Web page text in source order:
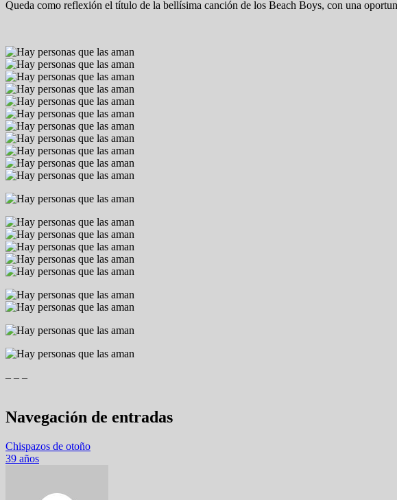
Queda como reflexión el título de la bellísima canción de los Beach Boys, con una
– – –
Navegación de entradas
Chispazos de otoño
39 años